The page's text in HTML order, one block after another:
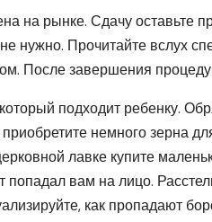
на рынке. Сдачу оставьте
нужно. Прочитайте вслух
После завершения
подходит ребенку.
немного зерна
лавке купите
попадал вам на лицо.
как пропадают